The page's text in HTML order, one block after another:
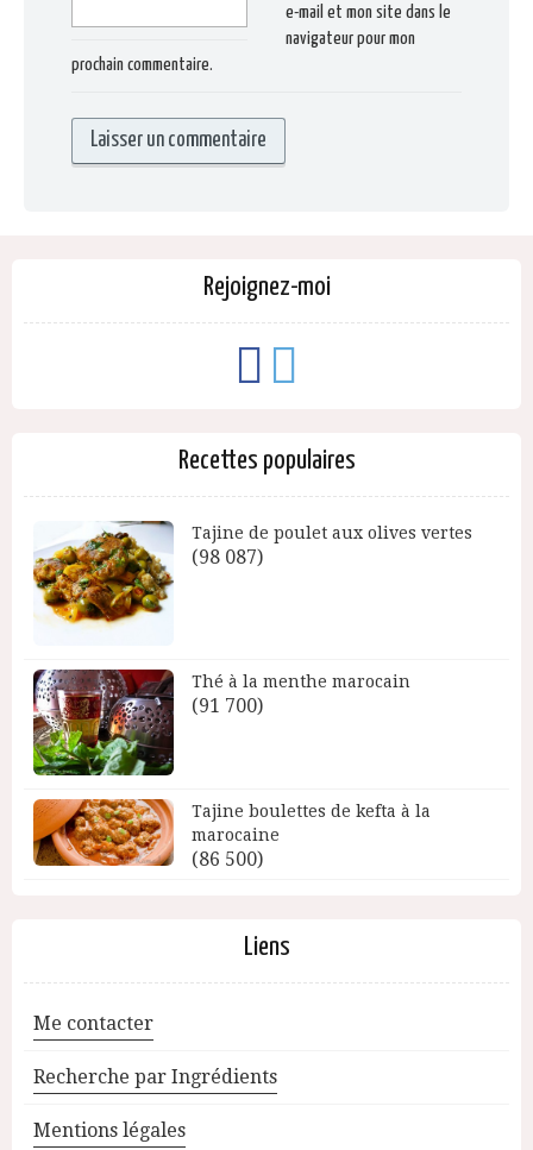
e-mail et mon site dans le
navigateur pour mon
prochain commentaire.
Rejoignez-moi
Recettes populaires
Tajine de poulet aux olives vertes
(98 087)
Thé à la menthe marocain
(91 700)
Tajine boulettes de kefta à la
marocaine
(86 500)
Liens
Me contacter
Recherche par Ingrédients
Mentions légales